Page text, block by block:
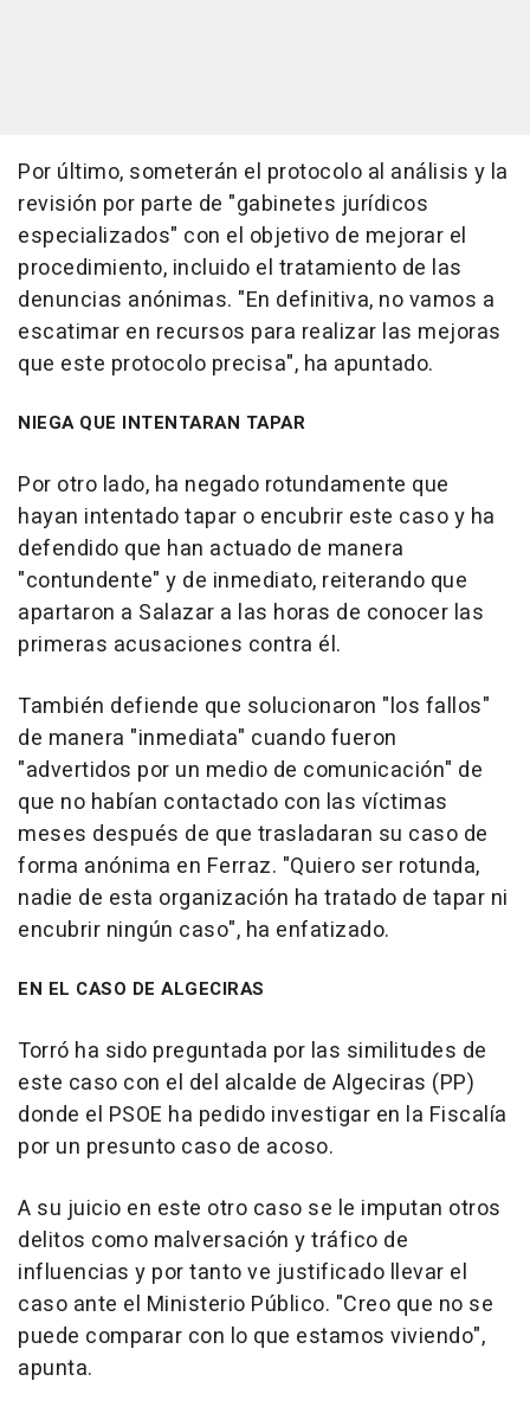
Por último, someterán el protocolo al análisis y la
revisión por parte de "gabinetes jurídicos
especializados" con el objetivo de mejorar el
procedimiento, incluido el tratamiento de las
denuncias anónimas. "En definitiva, no vamos a
escatimar en recursos para realizar las mejoras
que este protocolo precisa", ha apuntado.
NIEGA QUE INTENTARAN TAPAR
Por otro lado, ha negado rotundamente que
hayan intentado tapar o encubrir este caso y ha
defendido que han actuado de manera
"contundente" y de inmediato, reiterando que
apartaron a Salazar a las horas de conocer las
primeras acusaciones contra él.
También defiende que solucionaron "los fallos"
de manera "inmediata" cuando fueron
"advertidos por un medio de comunicación" de
que no habían contactado con las víctimas
meses después de que trasladaran su caso de
forma anónima en Ferraz. "Quiero ser rotunda,
nadie de esta organización ha tratado de tapar ni
encubrir ningún caso", ha enfatizado.
EN EL CASO DE ALGECIRAS
Torró ha sido preguntada por las similitudes de
este caso con el del alcalde de Algeciras (PP)
donde el PSOE ha pedido investigar en la Fiscalía
por un presunto caso de acoso.
A su juicio en este otro caso se le imputan otros
delitos como malversación y tráfico de
influencias y por tanto ve justificado llevar el
caso ante el Ministerio Público. "Creo que no se
puede comparar con lo que estamos viviendo",
apunta.